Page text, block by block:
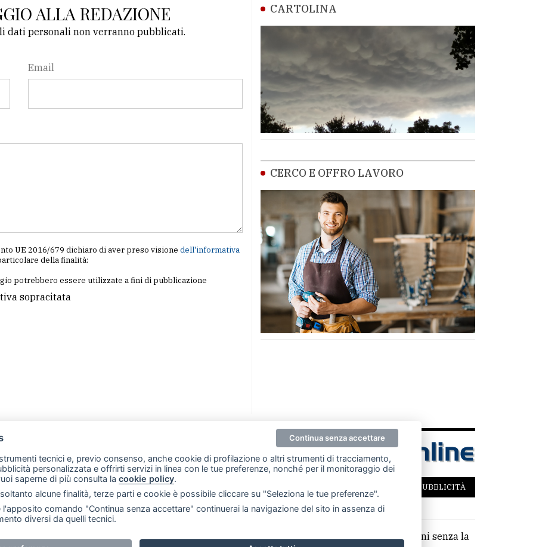
ALLA REDAZIONE
dati personali non verranno pubblicati.
Email
UE 2016/679 dichiaro di aver preso visione dell'informativa
della finalità:
potrebbero essere utilizzate a fini di pubblicazione
sopracitata
CARTOLINA
CERCO E OFFRO LAVORO
- E-mail: redazione@merateonline.it
RSS Made byVIP
scelte sui cookie
PER LA TUA PUBBLICITÀ
E' proibita la riproduzione e pubblicazione anche parziale di testi, articoli e immagini senza la
tecnici e, previo consenso, anche cookie di profilazione o altri strumenti di tracciamento,
personalizzata e offrirti servizi in linea con le tue preferenze, nonché per il monitoraggio dei
saperne di più consulta la cookie policy.
alcune finalità, terze parti e cookie è possibile cliccare su "Seleziona le tue preferenze".
comando "Continua senza accettare" continuerai la navigazione del sito in assenza di
diversi da quelli tecnici.
Continua senza accettare